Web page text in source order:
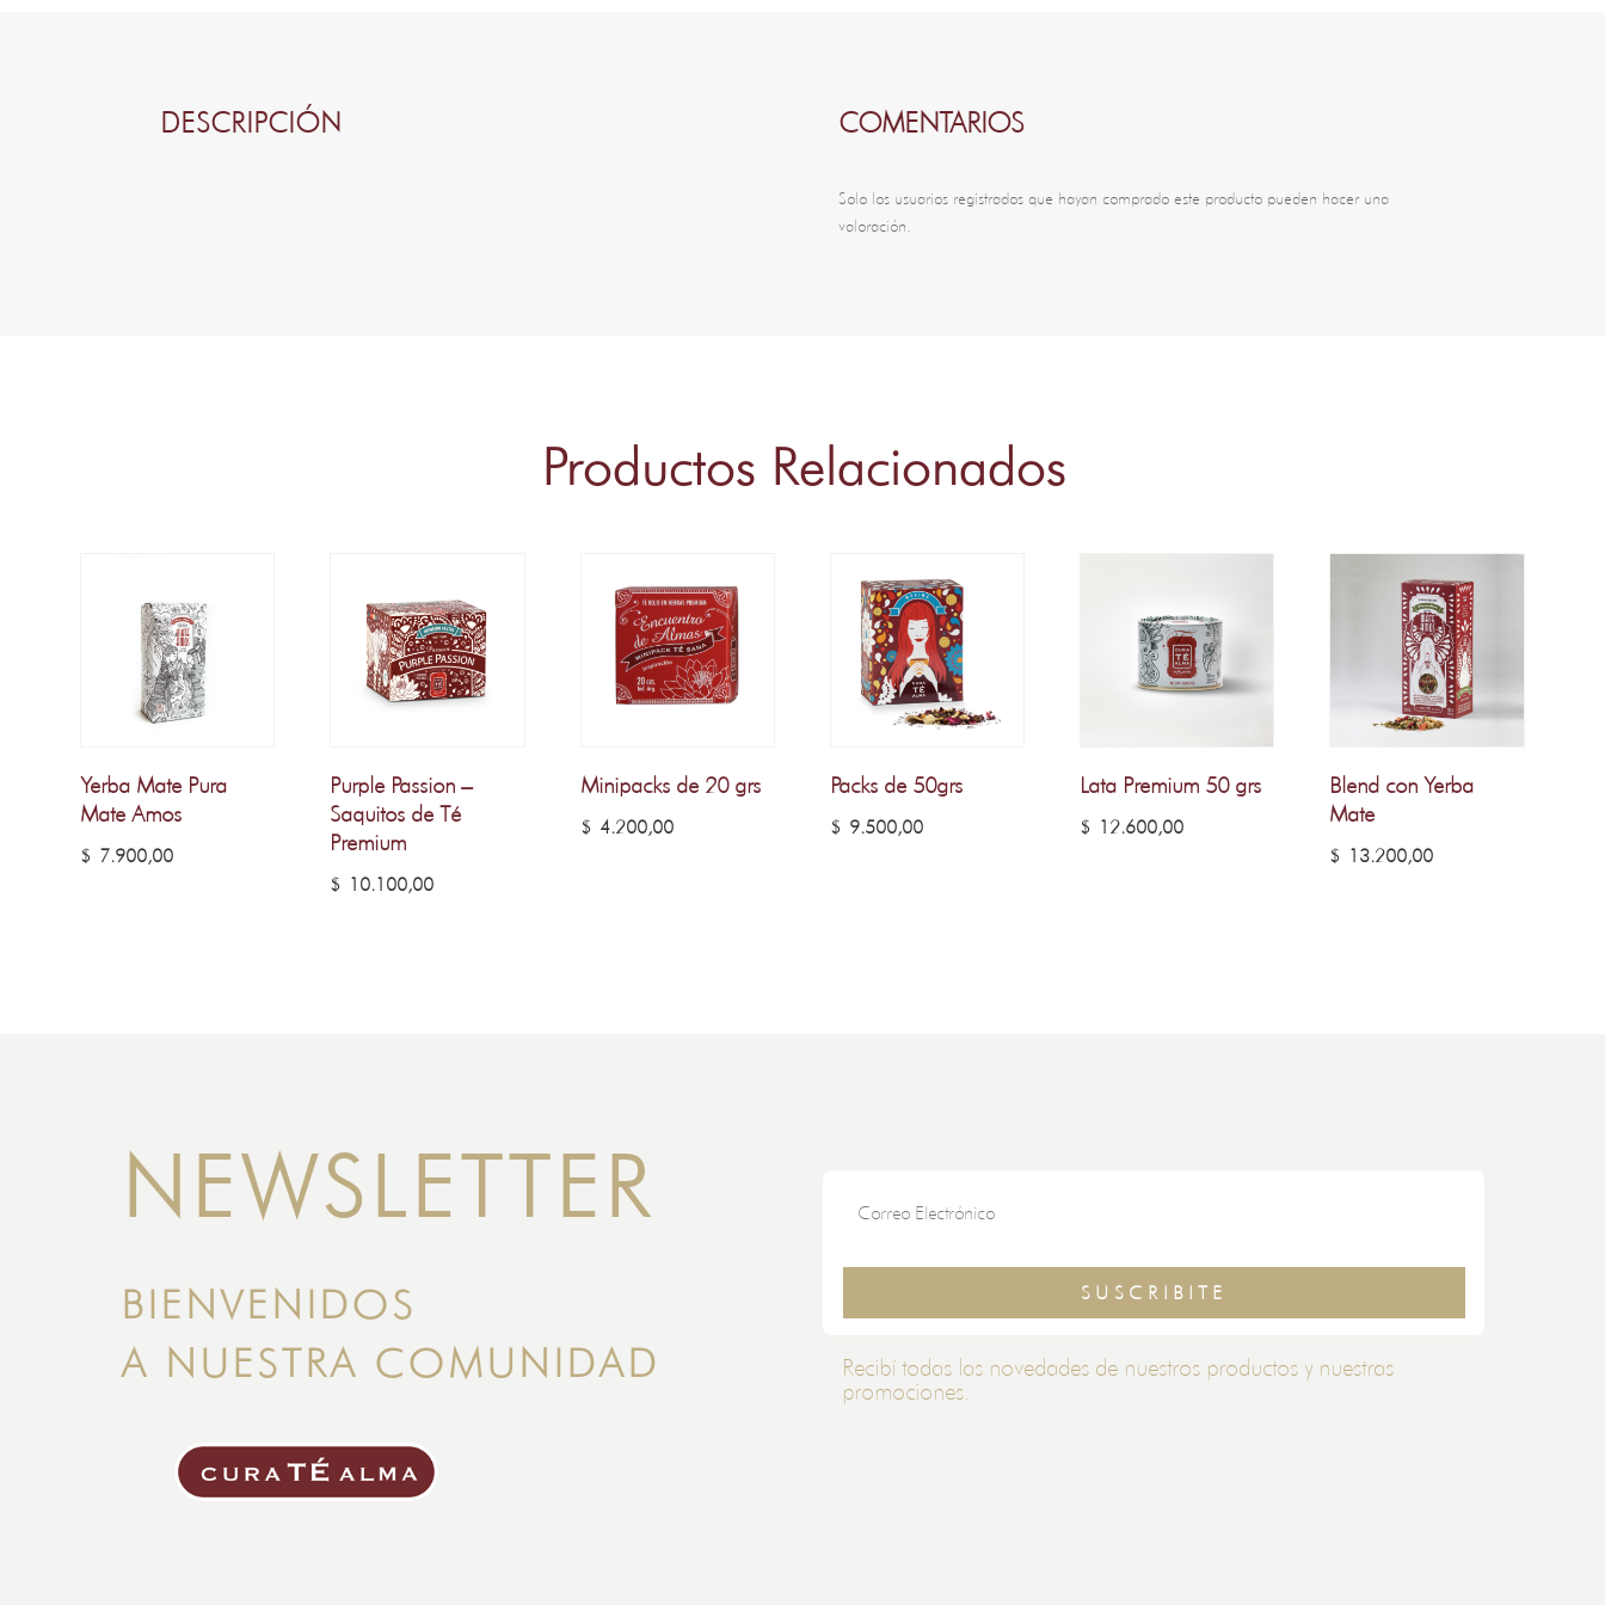
DESCRIPCIÓN COMENTARIOS
Solo los usuarios registrados que hayan comprado este producto pueden hacer una
valoración.
Productos Relacionados
Yerba Mate Pura
Mate Amos
$ 7.900,00
Purple Passion –
Saquitos de Té
Premium
$ 10.100,00
Minipacks de 20 grs
$4.200,00
Packs de 50grs
$9.500,00
Lata Premium 50 grs
$ 12.600,00
Blend con Yerba
Mate
$ 13.200,00
NEWSLETTER
BIENVENIDOS
A NUESTRA COMUNIDAD
SUSCRIBITE
Recibí todas las novedades de nuestros productos y nuestras
promociones.